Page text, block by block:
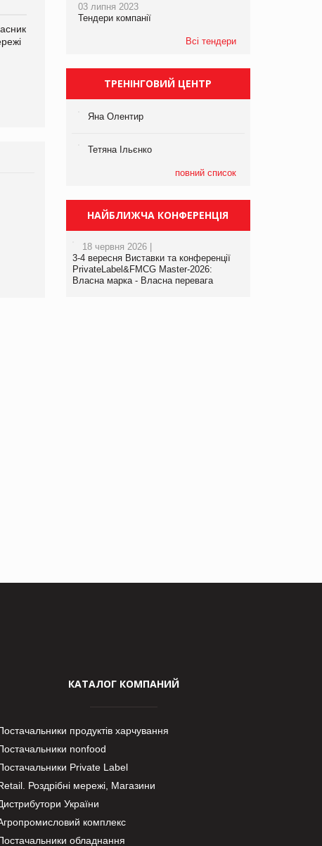
виробництва
компанії «УкраМарин»
Брагина Людмила
Просування компанії на
www.trademaster.ua.
правила. Особливості.
03 липня 2023
Тендери компанії
Всі тендери
ТРЕНІНГОВИЙ ЦЕНТР
Яна Олентир
Тетяна Ільєнко
повний список
НАЙБЛИЖЧА КОНФЕРЕНЦІЯ
18 червня 2026 |
3-4 вересня Виставки та конференції
PrivateLabel&FMCG Master-2026:
Власна марка - Власна перевага
КАТАЛОГ КОМПАНИЙ
продуктів харчування
nonfood
Private Label
Роздрібні мережі, Магазини
України
комплекс
обладнання